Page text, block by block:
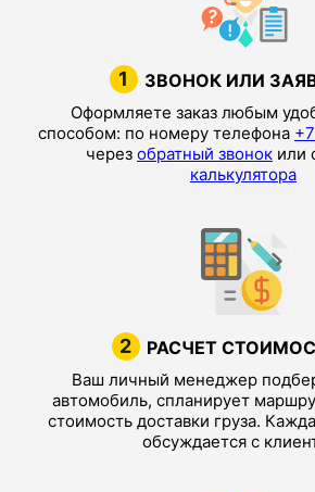
1 ЗВОНОК ИЛИ
Оформляете заказ любым
способом: по номеру телефона
через обратный звонок или
калькулятора
2 РАСЧЕТ
Ваш личный менеджер
автомобиль, спланирует
стоимость доставки груза.
обсуждается с